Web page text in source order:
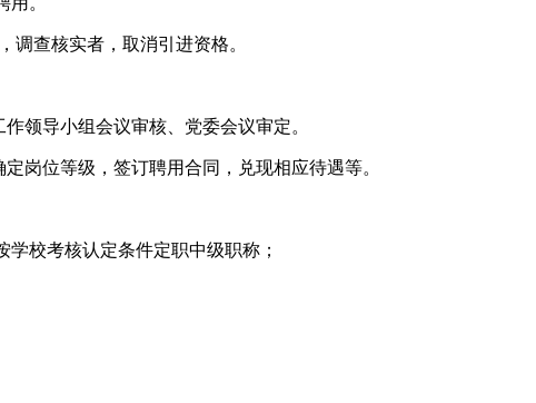
调查核实者，取消引进资格。
领导小组会议审核、党委会议审定。
岗位等级，签订聘用合同，兑现相应待遇等。
校考核认定条件定职中级职称；